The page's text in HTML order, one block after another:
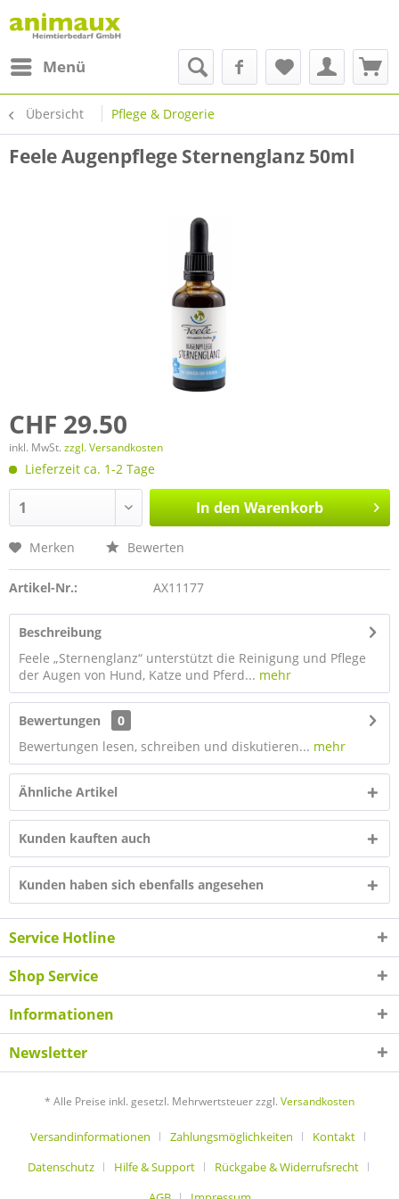
Menü
Übersicht Pflege & Drogerie
Feele Augenpflege Sternenglanz 50ml
CHF 29.50
inkl. MwSt. zzgl. Versandkosten
Lieferzeit ca. 1-2 Tage
In den Warenkorb
Merken Bewerten
Artikel-Nr.: AX11177
Beschreibung
Feele „Sternenglanz“ unterstützt die Reinigung und Pflege
der Augen von Hund, Katze und Pferd... mehr
Bewertungen
0
Bewertungen lesen, schreiben und diskutieren... mehr
Ähnliche Artikel
Kunden kauften auch
Kunden haben sich ebenfalls angesehen
Service Hotline
Shop Service
Informationen
Newsletter
* Alle Preise inkl. gesetzl. Mehrwertsteuer zzgl. Versandkosten
Versandinformationen Zahlungsmöglichkeiten
Kontakt
Datenschutz
Hilfe & Support
Rückgabe & Widerrufsrecht